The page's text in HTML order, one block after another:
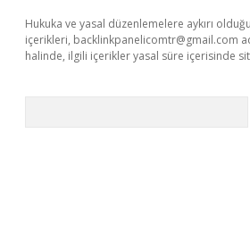
Hukuka ve yasal düzenlemelere aykırı
içerikleri, backlinkpanelicomtr@gmail.com
halinde, ilgili içerikler yasal süre içerisinde